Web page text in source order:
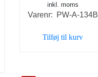
inkl. moms
Varenr: PW-A-134B
Tilføj til kurv